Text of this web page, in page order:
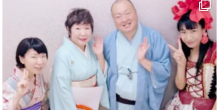
#変面ショー
#イベント
#余興
2 X
マジシャン派遣 パッションプリンセス【公式】
@comedy_illusion · 3 8月